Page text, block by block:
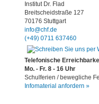
Institut Dr. Flad
Breitscheidstraße 127
70176 Stuttgart
info@chf.de
(+49) 0711 637460
Telefonische
Mo. - Fr. 8 - 16 Uhr
Schulferien / bewegliche
Infomaterial anfordern »